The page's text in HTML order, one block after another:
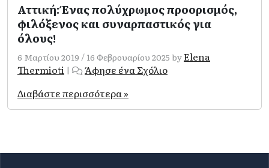
Αττική: Ένας πολύχρωμος προορισμός,
φιλόξενος και συναρπαστικός για
όλους!
6 Μαρτίου 2019 / 16 Φεβρουαρίου 2025 byElena
Thermioti |
Άφησε ένα Σχόλιο
Διαβάστε περισσότερα »